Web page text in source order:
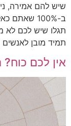
שיש להם אמירה,
ב-100%
תגלו שיש לכם לא
תמיד מובן
אין לכם